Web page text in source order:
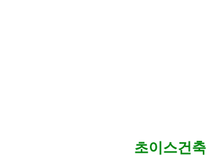
​초이스건축